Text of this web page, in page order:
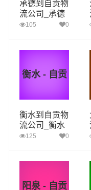
承德到自贡物
流公司_承德
到自贡货运_
105 0
衡水 - 自贡
衡水到自贡物
流公司_衡水
到自贡货运_
125 0
阳泉 - 自贡